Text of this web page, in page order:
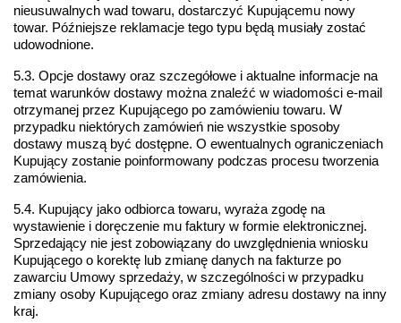
nieusuwalnych wad towaru, dostarczyć Kupującemu nowy
towar. Późniejsze reklamacje tego typu będą musiały zostać
udowodnione.
5.3. Opcje dostawy oraz szczegółowe i aktualne informacje na
temat warunków dostawy można znaleźć w wiadomości e-mail
otrzymanej przez Kupującego po zamówieniu towaru. W
przypadku niektórych zamówień nie wszystkie sposoby
dostawy muszą być dostępne. O ewentualnych ograniczeniach
Kupujący zostanie poinformowany podczas procesu tworzenia
zamówienia.
5.4. Kupujący jako odbiorca towaru, wyraża zgodę na
wystawienie i doręczenie mu faktury w formie elektronicznej.
Sprzedający nie jest zobowiązany do uwzględnienia wniosku
Kupującego o korektę lub zmianę danych na fakturze po
zawarciu Umowy sprzedaży, w szczególności w przypadku
zmiany osoby Kupującego oraz zmiany adresu dostawy na inny
kraj.